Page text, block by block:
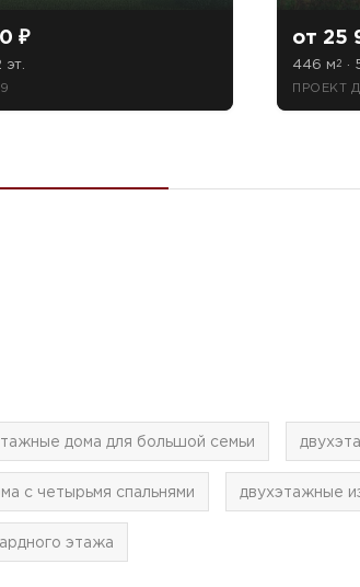
₽
эт.
от 25
446 м2 ·
ПРОЕКТ
дома для большой семьи
с четырьмя спальнями двухэтажные
этажа